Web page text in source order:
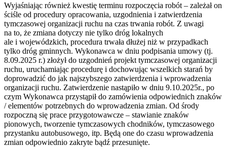
Wyjaśniając również kwestię terminu rozpoczęcia robót – zależał on
ściśle od procedury opracowania, uzgodnienia i zatwierdzenia
tymczasowej organizacji ruchu na czas trwania robót. Z uwagi
na to, że zmiana dotyczy nie tylko dróg lokalnych
ale i wojewódzkich, procedura trwała dłużej niż w przypadkach
tylko dróg gminnych. Wykonawca w dniu podpisania umowy (tj.
8.09.2025 r.) złożył do uzgodnień projekt tymczasowej organizacji
ruchu, uruchamiając procedurę i dochowując wszelkich starań by
doprowadzić do jak najszybszego zatwierdzenia i wprowadzenia
organizacji ruchu. Zatwierdzenie nastąpiło w dniu 9.10.2025r., po
czym Wykonawca przystąpił do zamówienia odpowiednich znaków
/ elementów potrzebnych do wprowadzenia zmian. Od środy
rozpoczną się prace przygotowawcze – stawianie znaków
pionowych, tworzenie tymczasowych chodników, tymczasowego
przystanku autobusowego, itp. Będą one do czasu wprowadzenia
zmian odpowiednio zakryte bądź przesunięte.